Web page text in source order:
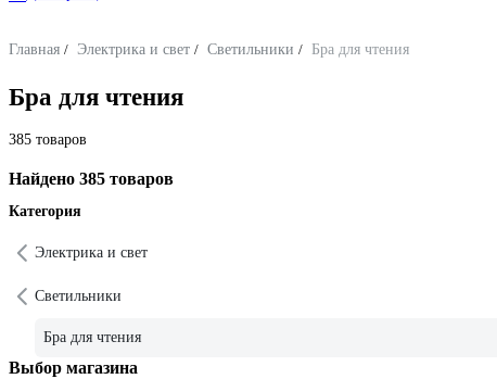
Главная / Электрика и свет / Светильники / Бра для чтения
Бра для чтения
385 товаров
Найдено 385 товаров
Категория
Электрика и свет
Светильники
Бра для чтения
Выбор магазина